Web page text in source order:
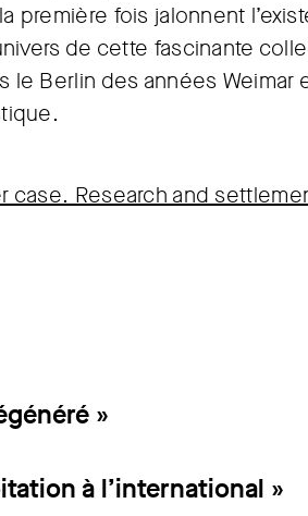
première fois jalonnent
de cette fascinante
le Berlin des années Weimar
case. Research and
»
socialisme en
pas à la vision du
à l’international »